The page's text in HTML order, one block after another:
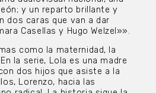
y un reparto brillante y
dos caras que van a dar
Casellas y Hugo Welzel»».
como la maternidad, la
la serie, Lola es una madre
dos hijos que asiste a la
Lorenzo, hacia las